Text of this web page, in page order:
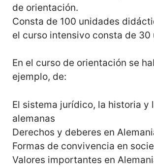
de orientación.
Consta de 100 unidades
el curso intensivo consta de 30
En el curso de orientación se
ejemplo, de:
El sistema jurídico, la historia y
alemanas
Derechos y deberes en
Formas de convivencia en
Valores importantes en